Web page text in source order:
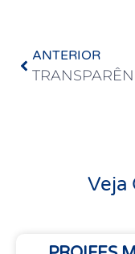
ANTERIOR
Veja